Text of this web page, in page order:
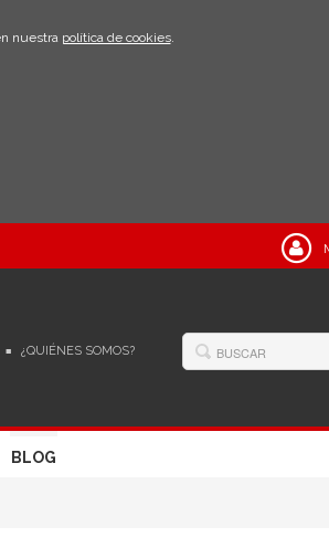
nuestra política de cookies.
¿QUIÉNES SOMOS?
BLOG